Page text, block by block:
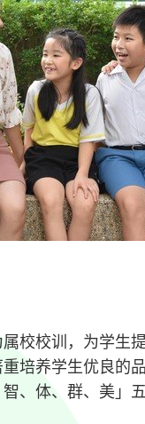
校校训，为学生
培养学生优良的
、体、群、美」